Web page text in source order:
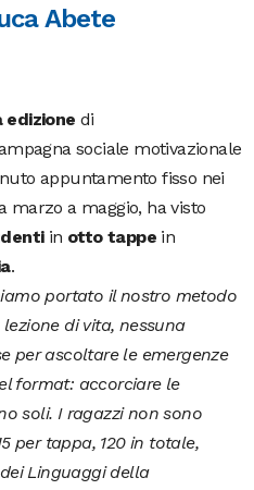
Abete
edizione di
sociale motivazionale
appuntamento fisso nei
marzo a maggio, ha visto
in otto tappe in
.
portato il nostro metodo
lezione di vita, nessuna
per ascoltare le emergenze
format: accorciare le
soli. I ragazzi non sono
per tappa, 120 in totale,
Linguaggi della